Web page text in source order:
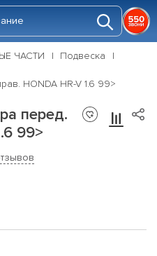
ЧАСТИ
Подвеска
HONDA HR-V 1.6 99>
перед.
99>